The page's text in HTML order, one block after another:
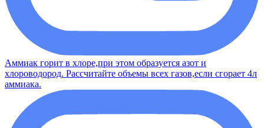
Аммиак горит в хлоре,при этом образуется азот и
хлороводород. Рассчитайте объемы всех газов,если сгорает 4л
аммиака.